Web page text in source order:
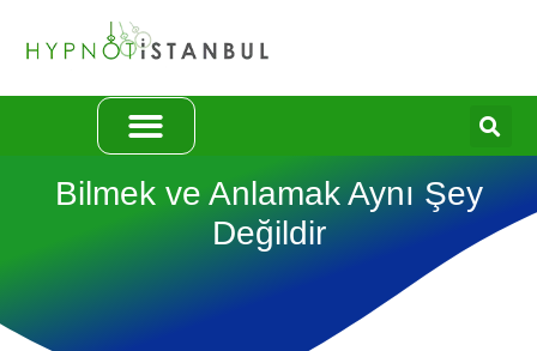
Bilmek ve Anlamak Aynı Şey
Değildir